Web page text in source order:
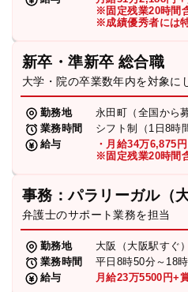
※固定残業20時間
※成績優秀者には
新卒・準新卒 総合職
大学・院の卒業数年内を対象に
勤務地
永田町（全国から
業務時間
シフト制（1日8時
給与
・月給34万6,875
※固定残業20時間
事務：パラリーガル（大
弁護士のサポート業務を担当
勤務地
大阪（大阪駅すぐ）
業務時間
平日8時50分～18
給与
月給23万5500円+
弁護士・税理士
費用
求人採用
お知らせ